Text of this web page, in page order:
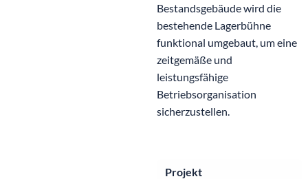
Bestandsgebäude wird die
bestehende Lagerbühne
funktional umgebaut, um eine
zeitgemäße und
leistungsfähige
Betriebsorganisation
sicherzustellen.
Projekt